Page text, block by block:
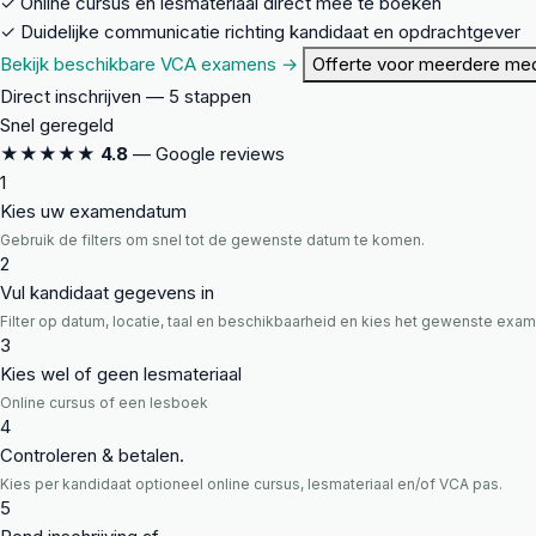
✓ Duidelijke communicatie richting kandidaat en opdrachtgever
Bekijk beschikbare VCA examens →
Offerte voor meerdere
Direct inschrijven — 5 stappen
Snel geregeld
★★★★★ 4.8 — Google reviews
1
Kies uw examendatum
Gebruik de filters om snel tot de gewenste datum te komen.
2
Vul kandidaat gegevens in
Filter op datum, locatie, taal en beschikbaarheid en kies het gewenste
3
Kies wel of geen lesmateriaal
Online cursus of een lesboek
4
Controleren & betalen.
Kies per kandidaat optioneel online cursus, lesmateriaal en/of VCA pas.
5